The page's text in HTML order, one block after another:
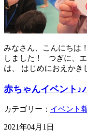
みなさん、こんにちは
しました！ つぎに、
は、 はじめにおえか
赤ちゃんイベント♪
カテゴリー： イベント
2021年04月1日